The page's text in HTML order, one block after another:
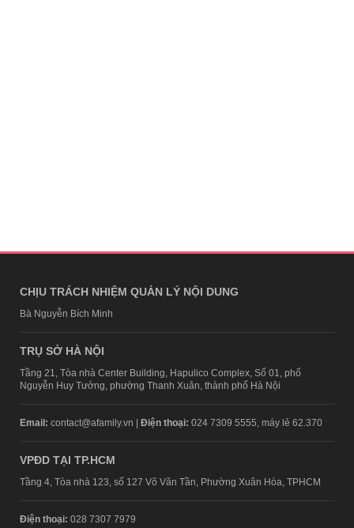
CHỊU TRÁCH NHIỆM QUẢN LÝ NỘI DUNG
Bà Nguyễn Bích Minh
TRỤ SỞ HÀ NỘI
Tầng 21, Tòa nhà Center Building, Hapulico Complex, Số 01, phố
Nguyễn Huy Tưởng, phường Thanh Xuân, thành phố Hà Nội
Email: contact@afamily.vn | Điện thoại: 024 7309 5555, máy lẻ 62.370
VPĐD TẠI TP.HCM
Tầng 4, Tòa nhà 123, số 127 Võ Văn Tần, Phường Xuân Hòa, TPHCM
Điện thoại: 028 7307 7979